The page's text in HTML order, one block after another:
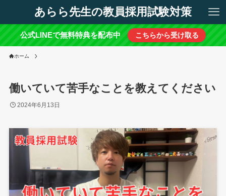
あらら先生の教員採用試験対策
公式LINEで無料特典を配布中 こちらから受け取る
ホーム
働いていて苦手なことを教えてください
2024年6月13日